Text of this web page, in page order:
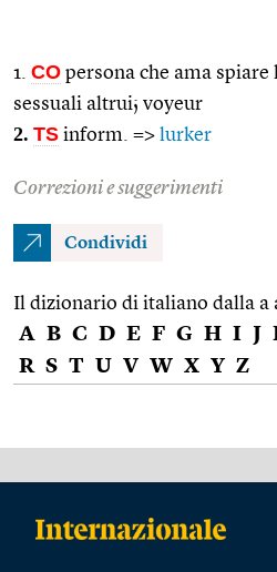
1. CO persona che ama
sessuali altrui; voyeur
2. TS inform. => lurker
Correzioni e suggerimenti
Condividi
Il dizionario di italiano dalla a
A B C D E F G H I J
R S T U V W X Y Z